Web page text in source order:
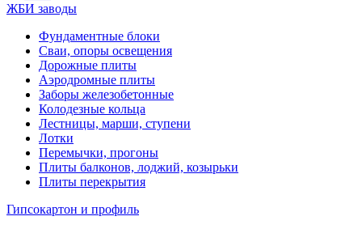
ЖБИ заводы
Фундаментные блоки
Сваи, опоры освещения
Дорожные плиты
Аэродромные плиты
Заборы железобетонные
Колодезные кольца
Лестницы, марши, ступени
Лотки
Перемычки, прогоны
Плиты балконов, лоджий, козырьки
Плиты перекрытия
Гипсокартон и профиль